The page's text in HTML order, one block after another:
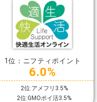
1位：ニフティポイント
6.0%
2位:アメフリ3.5%
2位:GMOポイ活3.5%